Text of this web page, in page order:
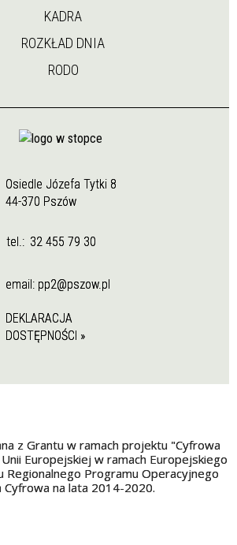
KADRA
ROZKŁAD DNIA
RODO
Osiedle Józefa Tytki 8
44-370 Pszów
tel.: 32 455 79 30
email: pp2@pszow.pl
DEKLARACJA
DOSTĘPNOŚCI »
z Grantu w ramach projektu "Cyfrowa
Europejskiej w ramach Europejskiego
Regionalnego Programu Operacyjnego
Cyfrowa na lata 2014-2020.